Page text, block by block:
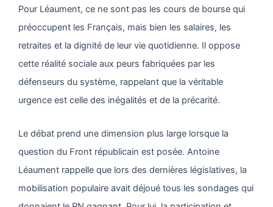
Pour Léaument, ce ne sont pas les cours de bourse qui
préoccupent les Français, mais bien les salaires, les
retraites et la dignité de leur vie quotidienne. Il oppose
cette réalité sociale aux peurs fabriquées par les
défenseurs du système, rappelant que la véritable
urgence est celle des inégalités et de la précarité.
Le débat prend une dimension plus large lorsque la
question du Front républicain est posée. Antoine
Léaument rappelle que lors des dernières législatives, la
mobilisation populaire avait déjoué tous les sondages qui